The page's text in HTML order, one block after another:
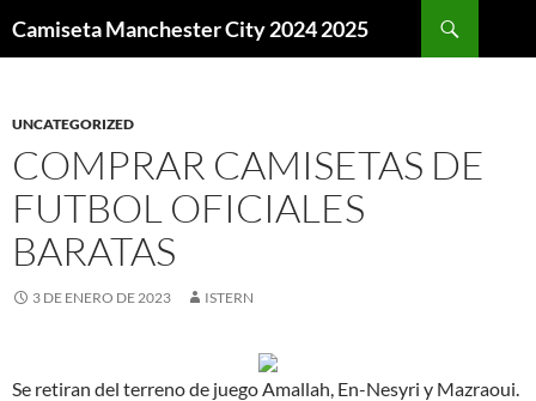
Camiseta Manchester City 2024 2025
UNCATEGORIZED
COMPRAR CAMISETAS DE
FUTBOL OFICIALES
BARATAS
3 DE ENERO DE 2023 ISTERN
Se retiran del terreno de juego Amallah, En-Nesyri y Mazraoui.